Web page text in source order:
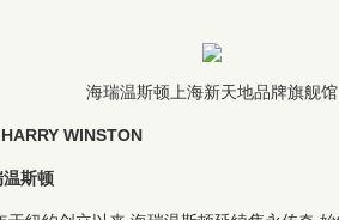
海瑞温斯顿上海新天地品牌旗舰
WINSTON
斯顿